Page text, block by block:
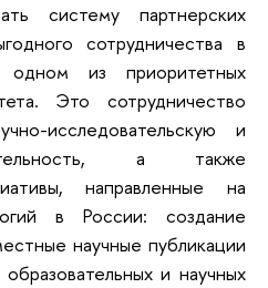
систему партнерских
сотрудничества в
из приоритетных
Это сотрудничество
исследовательскую и
а также
направленные на
в России: создание
научные публикации
и научных